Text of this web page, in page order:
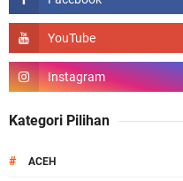
Kategori Pilihan
# ACEH